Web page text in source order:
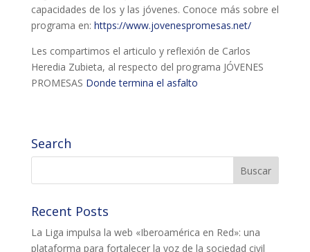
capacidades de los y las jóvenes. Conoce más sobre el
programa en: https://www.jovenespromesas.net/
Les compartimos el articulo y reflexión de Carlos
Heredia Zubieta, al respecto del programa JÓVENES
PROMESAS Donde termina el asfalto
Search
Recent Posts
La Liga impulsa la web «Iberoamérica en Red»: una
plataforma para fortalecer la voz de la sociedad civil